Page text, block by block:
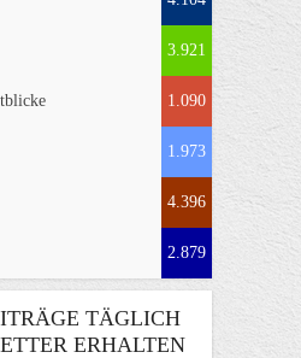
3.921
1.090
1.973
4.396
2.879
TÄGLICH
ERHALTEN